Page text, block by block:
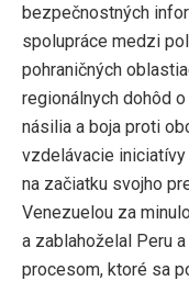
bezpečnostných
spolupráce medzi
pohraničných
regionálnych dohôd
násilia a boja proti
vzdelávacie iniciatívy
na začiatku svojho
Venezuelou za
a zablahoželal Peru
procesom, ktoré sa